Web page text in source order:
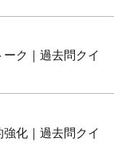
ク｜過去問クイ
化｜過去問クイ